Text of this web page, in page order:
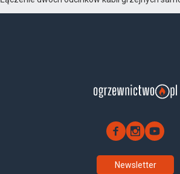
Newsletter